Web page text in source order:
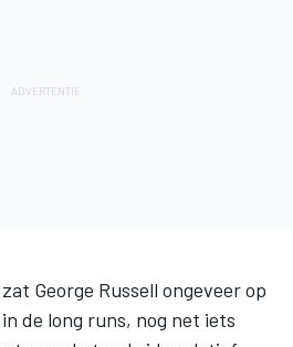
George Russell ongeveer op
de long runs, nog net iets